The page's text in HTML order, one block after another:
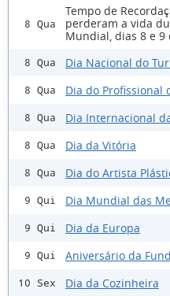
8 Qua
Tempo de
perderam a vida
Mundial, dias 8 e 9
8 Qua Dia Nacional do
8 Qua Dia do Profissional
8 Qua Dia Internacional
8 Qua Dia da Vitória
8 Qua Dia do Artista
9 Qui Dia Mundial das
9 Qui Dia da Europa
9 Qui Aniversário da
10 Sex Dia da Cozinheira